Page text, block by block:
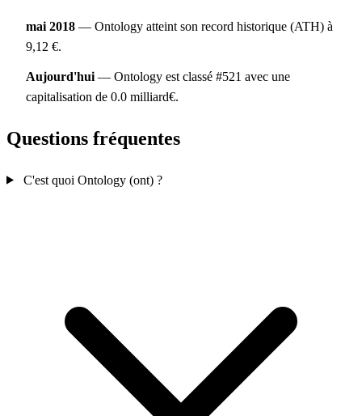
mai 2018 — Ontology atteint son record historique (ATH) à
9,12 €.
Aujourd'hui — Ontology est classé #521 avec une
capitalisation de 0.0 milliard€.
Questions fréquentes
C'est quoi Ontology (ont) ?